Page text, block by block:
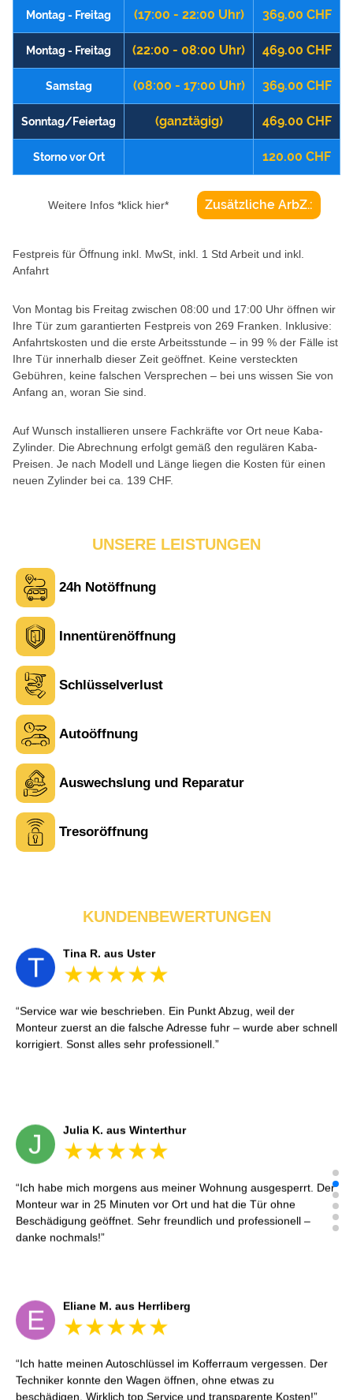
Montag - Freitag (17:00 - 22:00 Uhr) 369.00 CHF
Montag - Freitag (22:00 - 08:00 Uhr) 469.00 CHF
Samstag (08:00 - 17:00 Uhr) 369.00 CHF
Sonntag/Feiertag (ganztägig) 469.00 CHF
Storno vor Ort 120.00 CHF
Weitere Infos *klick hier* Zusätzliche ArbZ.:
Festpreis für Öffnung inkl. MwSt, inkl. 1 Std Arbeit und inkl.
Anfahrt
Von Montag bis Freitag zwischen 08:00 und 17:00 Uhr öffnen wir
Ihre Tür zum garantierten Festpreis von 269 Franken. Inklusive:
Anfahrtskosten und die erste Arbeitsstunde – in 99 % der Fälle ist
Ihre Tür innerhalb dieser Zeit geöffnet. Keine versteckten
Gebühren, keine falschen Versprechen – bei uns wissen Sie von
Anfang an, woran Sie sind.
Auf Wunsch installieren unsere Fachkräfte vor Ort neue Kaba-
Zylinder. Die Abrechnung erfolgt gemäß den regulären Kaba-
Preisen. Je nach Modell und Länge liegen die Kosten für einen
neuen Zylinder bei ca. 139 CHF.
UNSERE LEISTUNGEN
24h Notöffnung
Innentürenöffnung
Schlüsselverlust
Autoöffnung
Auswechslung und Reparatur
Tresoröffnung
KUNDENBEWERTUNGEN
L Laura M. aus Zürich
Sehr freundlich am Telefon und vor Ort. Die Türöffnung ging
schnell, aber ich musste 5 Minuten auf den Rückruf warten.
T Tina R. aus Uster
Service war wie beschrieben. Ein Punkt Abzug, weil der
Monteur zuerst an die falsche Adresse fuhr – wurde aber schnell
korrigiert. Sonst alles sehr professionell.
J Julia K. aus Winterthur
Ich habe mich morgens aus meiner Wohnung ausgesperrt. Der
Monteur war in 25 Minuten vor Ort und hat die Tür ohne
Beschädigung geöffnet. Sehr freundlich und professionell –
danke nochmals!
E Eliane M. aus Herrliberg
Ich hatte meinen Autoschlüssel im Kofferraum vergessen. Der
Techniker konnte den Wagen öffnen, ohne etwas zu
beschädigen. Wirklich top Service und transparente Kosten!